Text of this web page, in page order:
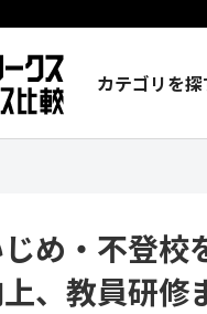
カテゴリを探
め・不登校
、教員研